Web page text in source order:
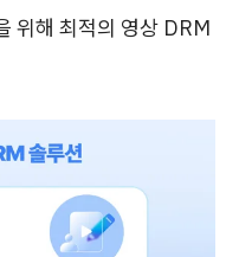
위해 최적의 영상 DRM